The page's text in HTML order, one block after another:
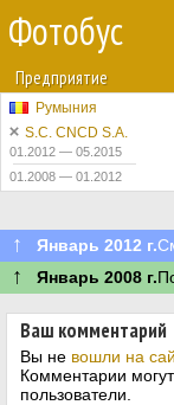
Фотобус
Предприятие
Румыния
S.C. CNCD S.A.
01.2012 — 05.2015
01.2008 — 01.2012
↑ Январь 2012 г.
↑ Январь 2008 г.
Ваш комментарий
Вы не вошли на
Комментарии
пользователи.